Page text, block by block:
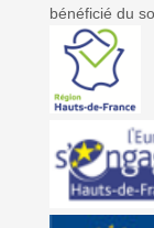
bénéficié du